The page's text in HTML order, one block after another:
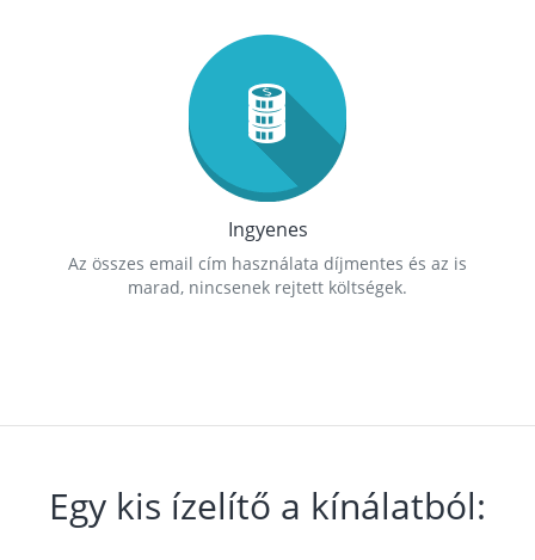
Ingyenes
Az összes email cím használata díjmentes és az is
marad, nincsenek rejtett költségek.
Egy kis ízelítő a kínálatból: